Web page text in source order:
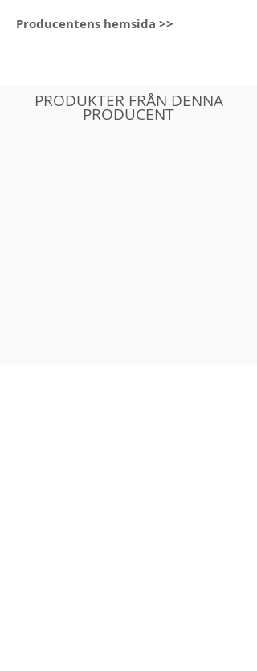
Producentens hemsida >>
PRODUKTER FRÅN DENNA
PRODUCENT